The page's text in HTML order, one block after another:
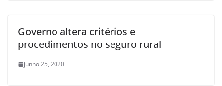
Governo altera critérios e
procedimentos no seguro rural
junho 25, 2020